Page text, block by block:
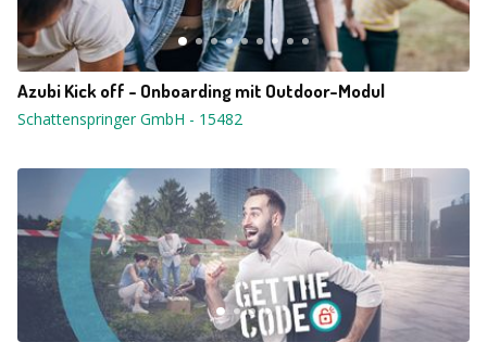
Azubi Kick off - Onboarding mit Outdoor-Modul
Schattenspringer GmbH - 15482